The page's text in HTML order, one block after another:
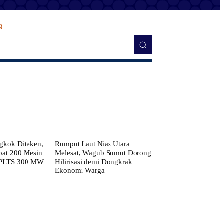
Diteken,
200 Mesin
300 MW
Rumput Laut Nias Utara
Melesat, Wagub Sumut Dorong
Hilirisasi demi Dongkrak
Ekonomi Warga